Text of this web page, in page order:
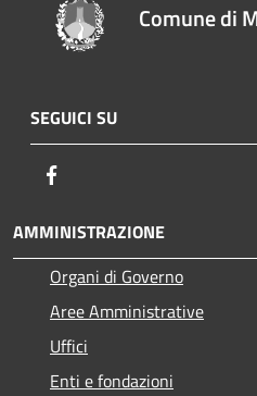
Comune di
SEGUICI SU
AMMINISTRAZIONE
Organi di Governo
Aree Amministrative
Uffici
Enti e fondazioni